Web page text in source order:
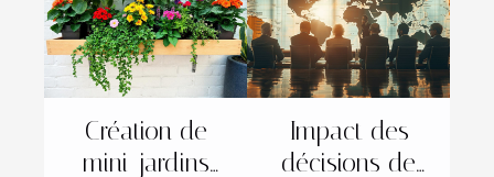
Création de
mini-jardins
Impact des
décisions de